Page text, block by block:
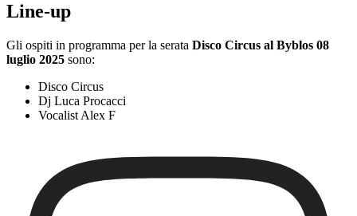
Line-up
Gli ospiti in programma per la serata Disco Circus al Byblos 08
luglio 2025 sono:
Disco Circus
Dj Luca Procacci
Vocalist Alex F